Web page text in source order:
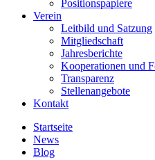
Positionspapiere
Verein
Leitbild und Satzung
Mitgliedschaft
Jahresberichte
Kooperationen und
Transparenz
Stellenangebote
Kontakt
Startseite
News
Blog